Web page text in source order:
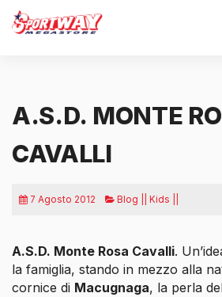
A.S.D. MONTE
CAVALLI
7 Agosto 2012 Blog || Kids ||
A.S.D. Monte Rosa Cavalli.
la famiglia, stando in mezzo alla
cornice di Macugnaga, la perla